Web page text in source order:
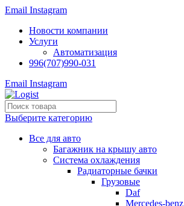
Email Instagram
Новости компании
Услуги
Автоматизация
996(707)990-031
Email Instagram
Выберите категорию
Все для авто
Багажник на крышу авто
Система охлаждения
Радиаторные бачки
Грузовые
Daf
Mercedes-benz